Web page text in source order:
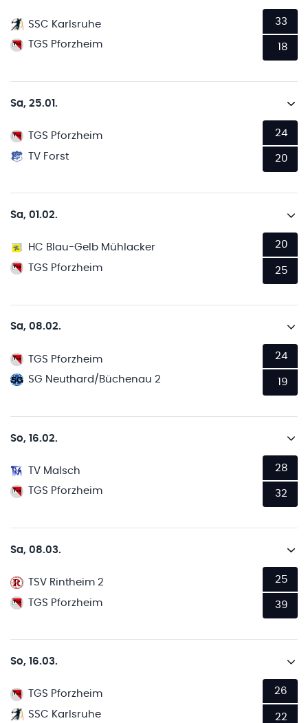
SSC Karlsruhe
TGS Pforzheim
33
18
Sa, 25.01.
TGS Pforzheim
TV Forst
24
20
Sa, 01.02.
HC Blau-Gelb Mühlacker
TGS Pforzheim
20
25
Sa, 08.02.
TGS Pforzheim
SG Neuthard/Büchenau 2
24
19
So, 16.02.
TV Malsch
TGS Pforzheim
28
32
Sa, 08.03.
TSV Rintheim 2
TGS Pforzheim
25
39
So, 16.03.
TGS Pforzheim
SSC Karlsruhe
26
22